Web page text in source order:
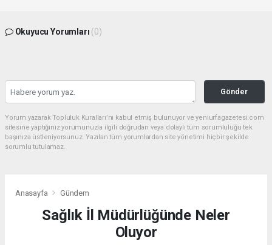
Okuyucu Yorumları (0)
Gönder
Yorum yazarak Topluluk Kuralları’nı kabul etmiş bulunuyor ve yeniurfagazetesi.com
sitesine yaptığınız yorumunuzla ilgili doğrudan veya dolaylı tüm sorumluluğu tek
başınıza üstleniyorsunuz. Yazılan tüm yorumlardan site yönetimi hiçbir şekilde
sorumlu tutulamaz.
Anasayfa Gündem
Sağlık İl Müdürlüğünde Neler
Oluyor